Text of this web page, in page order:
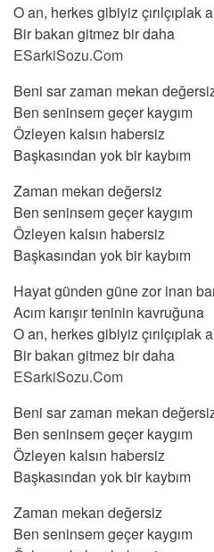
O an, herkes gibiyiz çırılçıplak
Bir bakan gitmez bir daha
ESarkiSozu.Com
Beni sar zaman mekan
Ben seninsem geçer kaygım
Özleyen kalsın habersiz
Başkasından yok bir kaybım
Zaman mekan değersiz
Ben seninsem geçer kaygım
Özleyen kalsın habersiz
Başkasından yok bir kaybım
Hayat günden güne zor inan
Acım karışır teninin kavruğuna
O an, herkes gibiyiz çırılçıplak
Bir bakan gitmez bir daha
ESarkiSozu.Com
Beni sar zaman mekan
Ben seninsem geçer kaygım
Özleyen kalsın habersiz
Başkasından yok bir kaybım
Zaman mekan değersiz
Ben seninsem geçer kaygım